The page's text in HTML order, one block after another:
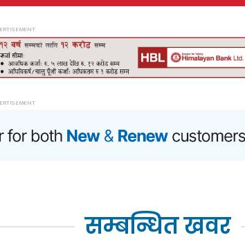
सम्बन्धित खवर